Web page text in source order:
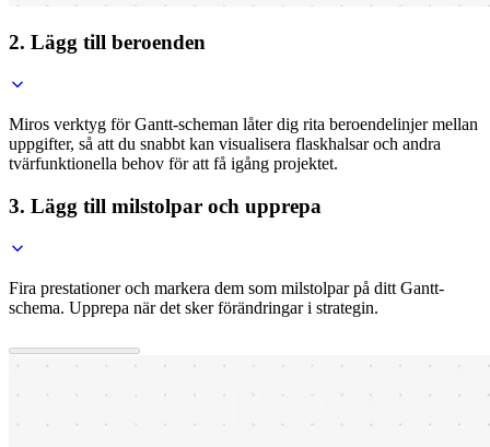
2. Lägg till beroenden
Miros verktyg för Gantt-scheman låter dig rita beroendelinjer mellan
uppgifter, så att du snabbt kan visualisera flaskhalsar och andra
tvärfunktionella behov för att få igång projektet.
3. Lägg till milstolpar och upprepa
Fira prestationer och markera dem som milstolpar på ditt Gantt-
schema. Upprepa när det sker förändringar i strategin.